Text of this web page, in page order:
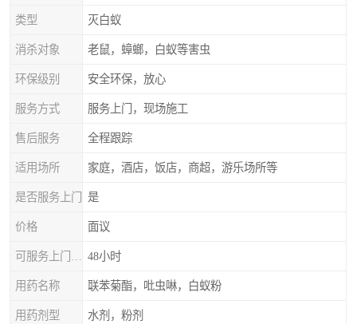
类型 灭白蚁
消杀对象 老鼠，蟑螂，白蚁等害虫
环保级别 安全环保，放心
服务方式 服务上门，现场施工
售后服务 全程跟踪
适用场所 家庭，酒店，饭店，商超，游乐场所等
是否服务上门 是
价格 面议
48小时
用药名称 联苯菊酯，吡虫啉，白蚁粉
用药剂型 水剂，粉剂